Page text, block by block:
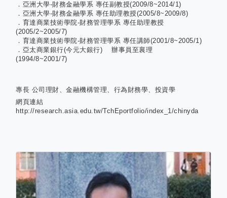
．亞洲大學-財務金融學系 專任副教授(2009/8~2014/1)
．亞洲大學-財務金融學系 專任助理教授(2005/8~2009/8)
．育達商業技術學院-財務管理學系 專任助理教授
(2005/2~2005/7)
．育達商業技術學院-財務管理學系 專任講師(2001/8~2005/1)
．亞太商業銀行(今元大銀行) 辦事員至襄理
(1994/8~2001/7)
專長 公司理財、金融機構管理、行為財務學、投資學
網頁連結
http://research.asia.edu.tw/TchEportfolio/index_1/chinyda